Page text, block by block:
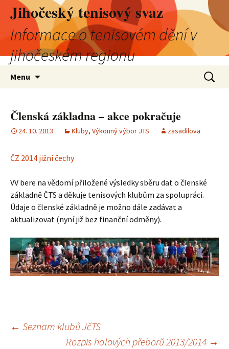
Jihočeský tenisový svaz
Informace o tenisovém dění v
jihočeském regionu
Menu
Členská základna – akce pokračuje
24. 10. 2013 Kluby, Výkonný výbor JTS zasadilova
ČZ 2014 jižní čechy
VV bere na vědomí přiložené výsledky sběru dat o členské
základně ČTS a děkuje tenisových klubům za spolupráci.
Údaje o členské základně je možno dále zadávat a
aktualizovat (nyní již bez finanční odměny).
Navigace
← Seznam klubů JčTS
Rozpis halových přeborů 2013/2014 →